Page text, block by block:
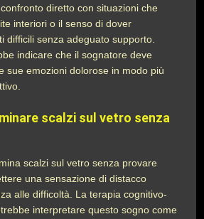
diretto con situazioni che
interiori o il senso di dover
difficili senza adeguato supporto.
indicare che il sognatore deve
sue emozioni dolorose in modo più
scalzi sul vetro senza
scalzi sul vetro senza provare
una sensazione di distacco
alle difficoltà. La terapia cognitivo-
interpretare questo sogno come